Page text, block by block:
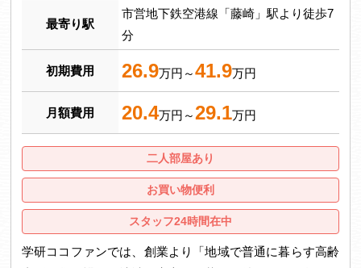
最寄り駅
市営地下鉄空港線「藤崎」駅より徒歩7
分
初期費用 26.9万円～41.9万円
月額費用 20.4万円～29.1万円
二人部屋あり
お買い物便利
スタッフ24時間在中
学研ココファンでは、創業より「地域で普通に暮らす高齢